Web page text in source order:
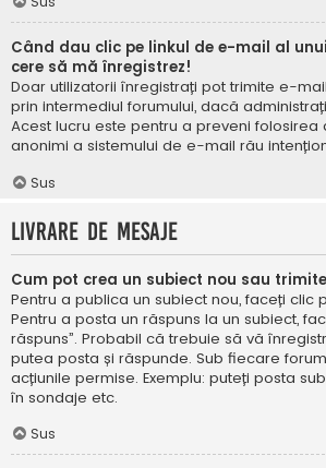
Când dau clic pe linkul de e-mail al
cere să mă înregistrez!
Doar utilizatorii înregistrați pot trimite e-
prin intermediul forumului, dacă
Acest lucru este pentru a preveni folosirea
anonimi a sistemului de e-mail rău
Sus
Livrare de mesaje
Cum pot crea un subiect nou sau
Pentru a publica un subiect nou, faceți clic
Pentru a posta un răspuns la un subiect,
răspuns”. Probabil că trebuie să vă
putea posta și răspunde. Sub fiecare
acțiunile permise. Exemplu: puteți posta
în sondaje etc.
Sus